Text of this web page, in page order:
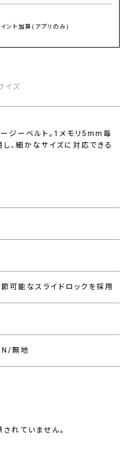
ント加算(アプリのみ)
イズ
ジーベルト。1メモリ5mm毎
、細かなサイズに対応できる
可能なスライドロックを採用
無地
れていません。